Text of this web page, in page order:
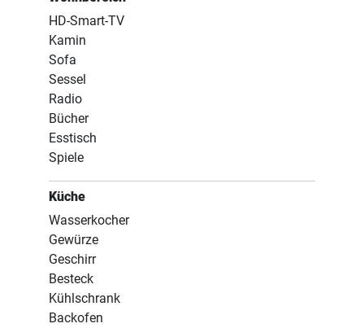
HD-Smart-TV
Kamin
Sofa
Sessel
Radio
Bücher
Esstisch
Spiele
Küche
Wasserkocher
Gewürze
Geschirr
Besteck
Kühlschrank
Backofen